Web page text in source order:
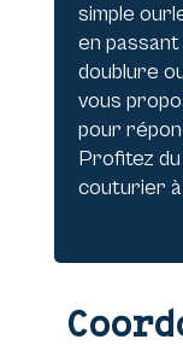
simple
en
doublure
vous
pour
Profitez
couturier à